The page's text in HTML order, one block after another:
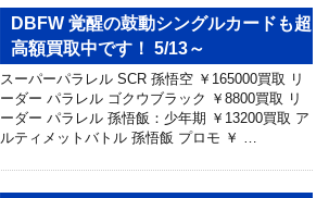
DBFW 覚醒の鼓動シングルカードも超
高額買取中です！ 5/13～
スーパーパラレル SCR 孫悟空 ￥165000買取 リ
ーダー パラレル ゴクウブラック ￥8800買取 リ
ーダー パラレル 孫悟飯：少年期 ￥13200買取 ア
ルティメットバトル 孫悟飯 プロモ ￥ …